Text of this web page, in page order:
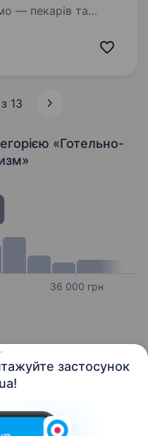
застосунок
— пекарів та
34
13
«Готельно-
36 000 грн